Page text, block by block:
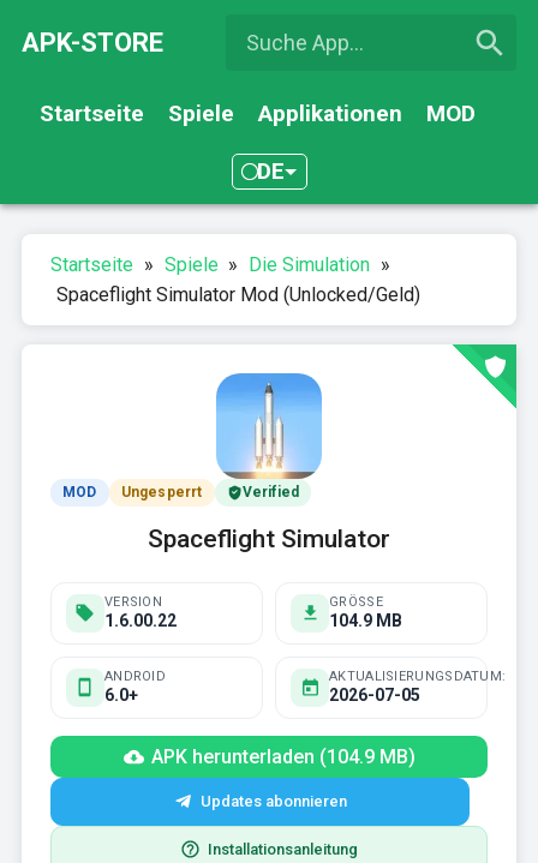
APK-STORE
Startseite Spiele Applikationen MOD
DE
Startseite » Spiele » Die Simulation »
Spaceflight Simulator Mod (Unlocked/Geld)
MOD Ungesperrt Verified
Spaceflight Simulator
VERSION
1.6.00.22
GRÖSSE
104.9 MB
ANDROID
6.0+
AKTUALISIERUNGSDATUM:
2026-07-05
APK herunterladen (104.9 MB)
Updates abonnieren
Installationsanleitung